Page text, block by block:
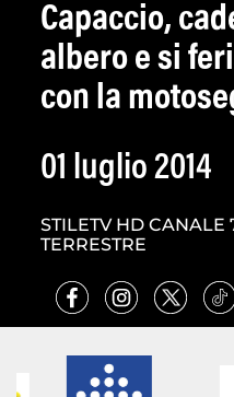
Capaccio,
albero e si
con la
01 luglio 2014
STILETV HD CANALE
TERRESTRE